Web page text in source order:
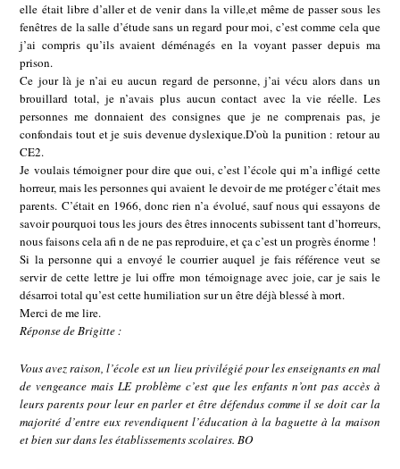
elle était libre d’aller et de venir dans la ville,et même de passer sous les
fenêtres de la salle d’étude sans un regard pour moi, c’est comme cela que
j’ai compris qu’ils avaient déménagés en la voyant passer depuis ma
prison.
Ce jour là je n’ai eu aucun regard de personne, j’ai vécu alors dans un
brouillard total, je n’avais plus aucun contact avec la vie réelle. Les
personnes me donnaient des consignes que je ne comprenais pas, je
confondais tout et je suis devenue dyslexique.D’où la punition : retour au
CE2.
Je voulais témoigner pour dire que oui, c’est l’école qui m’a infligé cette
horreur, mais les personnes qui avaient le devoir de me protéger c’était mes
parents. C’était en 1966, donc rien n’a évolué, sauf nous qui essayons de
savoir pourquoi tous les jours des êtres innocents subissent tant d’horreurs,
nous faisons cela afi n de ne pas reproduire, et ça c’est un progrès énorme !
Si la personne qui a envoyé le courrier auquel je fais référence veut se
servir de cette lettre je lui offre mon témoignage avec joie, car je sais le
désarroi total qu’est cette humiliation sur un être déjà blessé à mort.
Merci de me lire.
Réponse de Brigitte :
Vous avez raison, l’école est un lieu privilégié pour les enseignants en mal
de vengeance mais LE problème c’est que les enfants n’ont pas accès à
leurs parents pour leur en parler et être défendus comme il se doit car la
majorité d’entre eux revendiquent l’éducation à la baguette à la maison
et bien sur dans les établissements scolaires. BO